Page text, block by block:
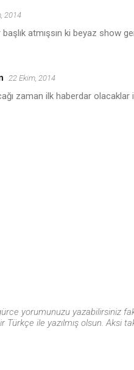
2014
atmışsın ki beyaz show
22 Ekim, 2014
zaman ilk haberdar
yorumunuzu yazabilirsiniz
Türkçe ile yazılmış olsun. Aksi